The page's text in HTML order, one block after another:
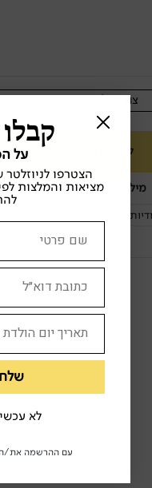
צוד לי
לא זמין
מילות מפתח:
קבלו 15%
על
הצטרפו
מציאות והמלצות
לא
עם ההרשמה את/ה